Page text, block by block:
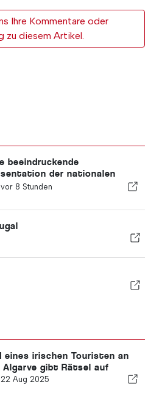
Ihre Kommentare oder
zu diesem Artikel.
beeindruckende
der nationalen
in Albufeira
vor 8 Stunden
eines irischen Touristen an
Algarve gibt Rätsel auf
22 Aug 2025